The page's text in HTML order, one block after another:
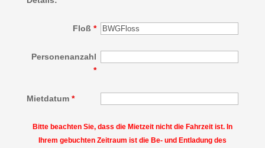
Floß*
Personenanzahl
*
Mietdatum *
Bitte beachten Sie, dass die Mietzeit nicht die Fahrzeit ist. In
Ihrem gebuchten Zeitraum ist die Be- und Entladung des